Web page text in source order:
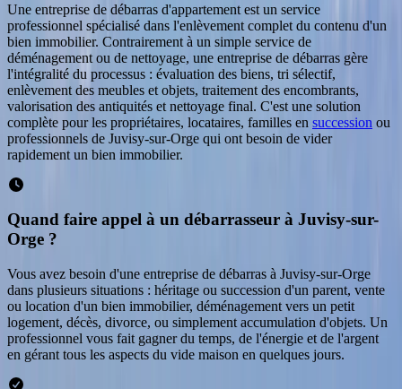
Une entreprise de débarras d'appartement est un service
professionnel spécialisé dans l'enlèvement complet du contenu d'un
bien immobilier. Contrairement à un simple service de
déménagement ou de nettoyage, une entreprise de débarras gère
l'intégralité du processus : évaluation des biens, tri sélectif,
enlèvement des meubles et objets, traitement des encombrants,
valorisation des antiquités et nettoyage final. C'est une solution
complète pour les propriétaires, locataires, familles en succession ou
professionnels de Juvisy-sur-Orge qui ont besoin de vider
rapidement un bien immobilier.
Quand faire appel à un débarrasseur à Juvisy-sur-
Orge ?
Vous avez besoin d'une entreprise de débarras à Juvisy-sur-Orge
dans plusieurs situations : héritage ou succession d'un parent, vente
ou location d'un bien immobilier, déménagement vers un petit
logement, décès, divorce, ou simplement accumulation d'objets. Un
professionnel vous fait gagner du temps, de l'énergie et de l'argent
en gérant tous les aspects du vide maison en quelques jours.